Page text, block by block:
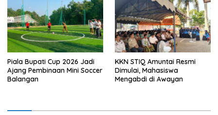
Piala Bupati Cup 2026 Jadi
Ajang Pembinaan Mini Soccer
Balangan
KKN STIQ Amuntai Resmi
Dimulai, Mahasiswa
Mengabdi di Awayan